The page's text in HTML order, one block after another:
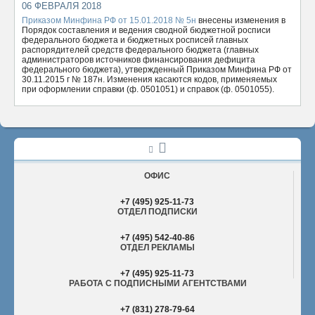
06 ФЕВРАЛЯ 2018
Приказом Минфина РФ от 15.01.2018 № 5н внесены изменения в
Порядок составления и ведения сводной бюджетной росписи
федерального бюджета и бюджетных росписей главных
распорядителей средств федерального бюджета (главных
администраторов источников финансирования дефицита
федерального бюджета), утвержденный Приказом Минфина РФ от
30.11.2015 г № 187н. Изменения касаются кодов, применяемых
при оформлении справки (ф. 0501051) и справок (ф. 0501055).
ОФИС
+7 (495) 925-11-73
ОТДЕЛ ПОДПИСКИ
+7 (495) 542-40-86
ОТДЕЛ РЕКЛАМЫ
+7 (495) 925-11-73
РАБОТА С ПОДПИСНЫМИ АГЕНТСТВАМИ
+7 (831) 278-79-64
ОТПРАВИТЬ